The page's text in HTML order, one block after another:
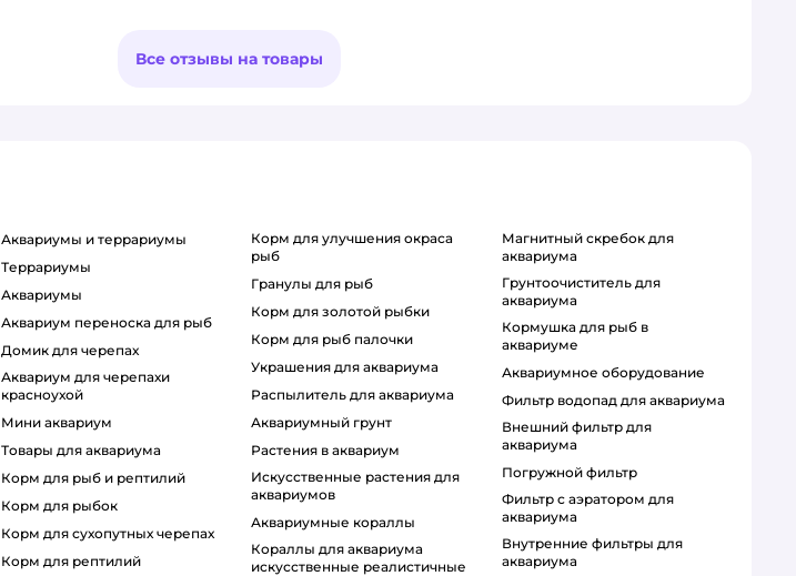
Все отзывы на товары
аквариумы и террариумы
террариумы
аквариумы
аквариум переноска для рыб
домик для черепах
аквариум для черепахи
красноухой
мини аквариум
товары для аквариума
Корм для рыб и рептилий
корм для рыбок
корм для сухопутных черепах
корм для рептилий
корм для улучшения окраса
рыб
гранулы для рыб
корм для золотой рыбки
корм для рыб палочки
украшения для аквариума
распылитель для аквариума
аквариумный грунт
растения в аквариум
искусственные растения для
аквариумов
аквариумные кораллы
кораллы для аквариума
искусственные реалистичные
магнитный скребок для
аквариума
грунтоочиститель для
аквариума
кормушка для рыб в
аквариуме
аквариумное оборудование
фильтр водопад для аквариума
внешний фильтр для
аквариума
погружной фильтр
фильтр с аэратором для
аквариума
внутренние фильтры для
аквариума